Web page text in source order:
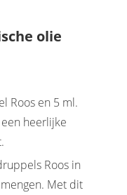
olie
Roos en 5 ml.
heerlijke
Roos in
mengen. Met dit